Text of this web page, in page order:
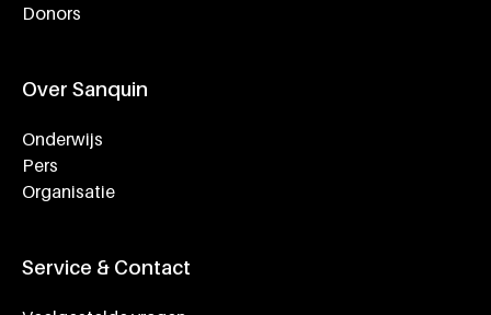
Donors
Over Sanquin
Onderwijs
Pers
Organisatie
Service & Contact